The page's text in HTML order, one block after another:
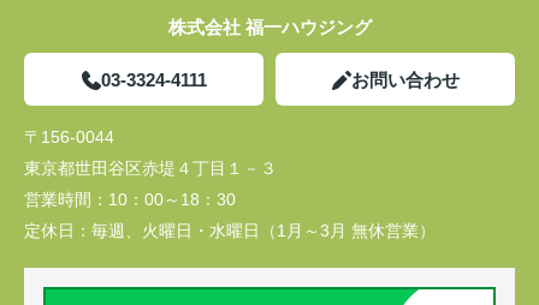
株式会社 福一ハウジング
03-3324-4111 お問い合わせ
〒156-0044
東京都世田谷区赤堤４丁目１－３
営業時間： 10：00～18：30
定休日： 毎週、火曜日・水曜日（1月～3月 無休営業）